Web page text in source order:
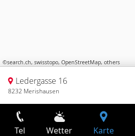
©search.ch, swisstopo, OpenStreetMap, others
Ledergasse 16
8232 Merishausen
Tel Wetter Karte